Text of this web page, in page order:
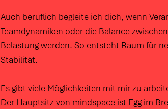
Auch beruflich begleite ich dich, wenn
Teamdynamiken oder die Balance
Belastung werden. So entsteht Raum für
Stabilität.
Es gibt viele Möglichkeiten mit mir zu
Der Hauptsitz von mindspace ist Egg im